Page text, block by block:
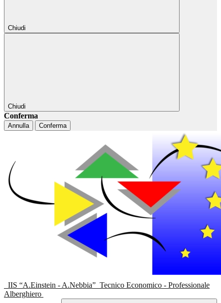
Chiudi
Chiudi
Conferma
Annulla Conferma
IIS “A.Einstein - A.Nebbia” Tecnico Economico - Professionale
Alberghiero